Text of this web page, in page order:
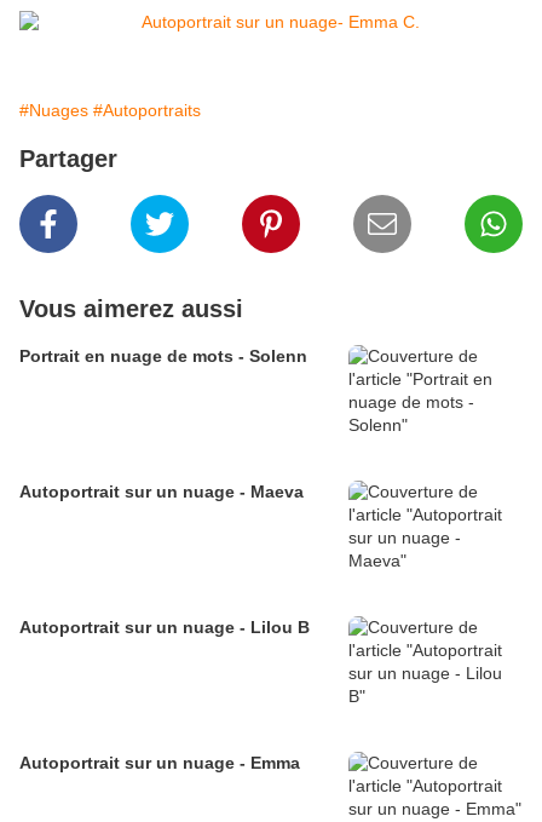
#Nuages #Autoportraits
Partager
Vous aimerez aussi
Portrait en nuage de mots - Solenn
Autoportrait sur un nuage - Maeva
Autoportrait sur un nuage - Lilou B
Autoportrait sur un nuage - Emma